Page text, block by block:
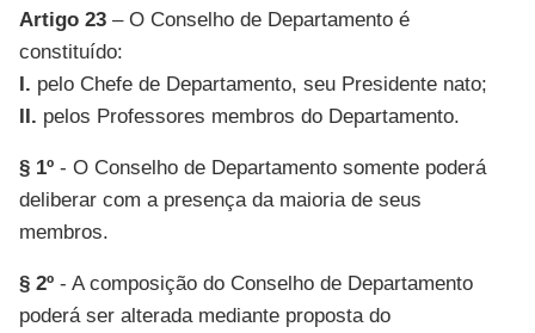
Artigo 23 – O Conselho de Departamento é
constituído:
I. pelo Chefe de Departamento, seu Presidente nato;
II. pelos Professores membros do Departamento.
§ 1º - O Conselho de Departamento somente poderá
deliberar com a presença da maioria de seus
membros.
§ 2º - A composição do Conselho de Departamento
poderá ser alterada mediante proposta do